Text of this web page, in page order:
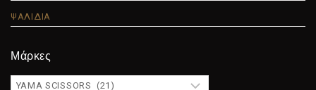
ΨΑΛΙΔΙΑ
Μάρκες